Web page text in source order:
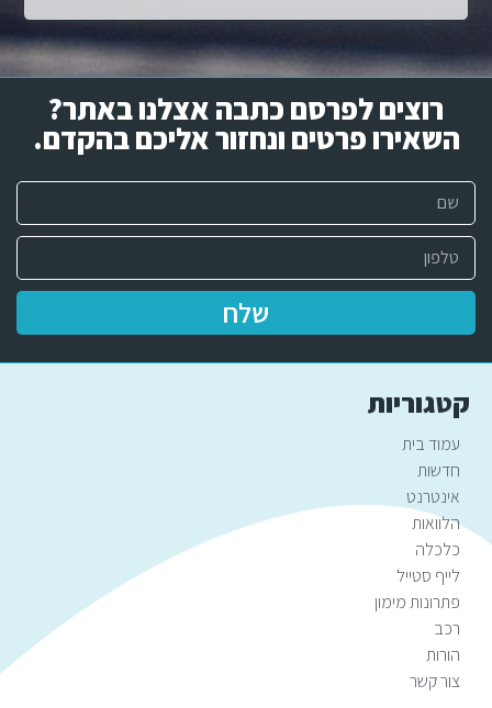
רוצים לפרסם כתבה אצלנו באתר?
השאירו פרטים ונחזור אליכם בהקדם.​
שלח
קטגוריות
עמוד בית
חדשות
אינטרנט
הלוואות
כלכלה
לייף סטייל
פתרונות מימון
רכב
הורות
צור קשר